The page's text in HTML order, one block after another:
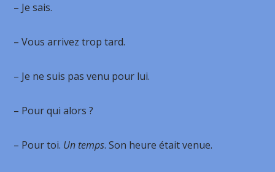
– Je sais.
– Vous arrivez trop tard.
– Je ne suis pas venu pour lui.
– Pour qui alors ?
– Pour toi. Un temps. Son heure était venue.